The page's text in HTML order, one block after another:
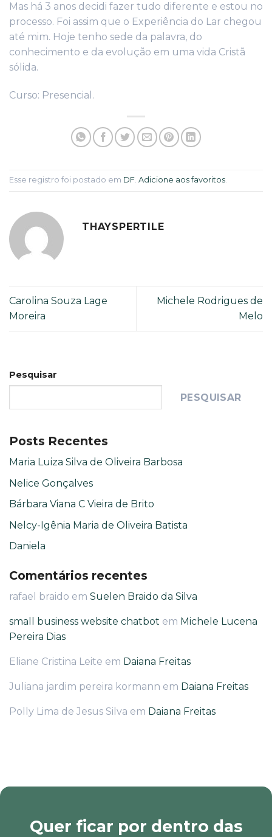
Mas há 3 anos decidi fazer tudo diferente e estou no
processo. Foi assim que o Experiência do Lar chegou
até mim. Hoje tenho sede da palavra, do
conhecimento e da evolução em uma vida Cristã
sólida.
Curso: Presencial.
Esse registro foi postado em DF. Adicione aos favoritos.
THAYSPERTILE
Carolina Souza Lage
Moreira
Michele Rodrigues de
Melo
Pesquisar
PESQUISAR
Posts Recentes
Maria Luiza Silva de Oliveira Barbosa
Nelice Gonçalves
Bárbara Viana C Vieira de Brito
Nelcy-Igênia Maria de Oliveira Batista
Daniela
Comentários recentes
rafael braido em Suelen Braido da Silva
small business website chatbot em Michele Lucena
Pereira Dias
Eliane Cristina Leite em Daiana Freitas
Juliana jardim pereira kormann em Daiana Freitas
Polly Lima de Jesus Silva em Daiana Freitas
Quer ficar por dentro das